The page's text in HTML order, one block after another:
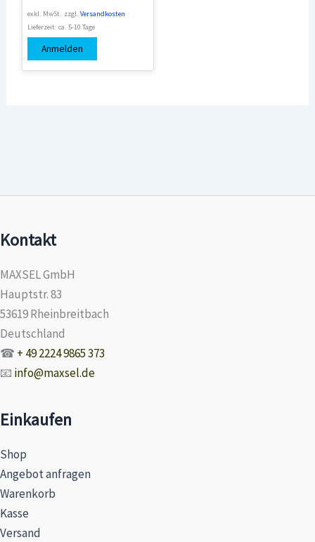
exkl. MwSt. zzgl.Versandkosten
Lieferzeit:ca. 5-10 Tage
Anmelden
Kontakt
MAXSEL GmbH
Hauptstr. 83
53619 Rheinbreitbach
Deutschland
☎ + 49 2224 9865 373
📧 info@maxsel.de
Einkaufen
Shop
Angebot anfragen
Warenkorb
Kasse
Versand